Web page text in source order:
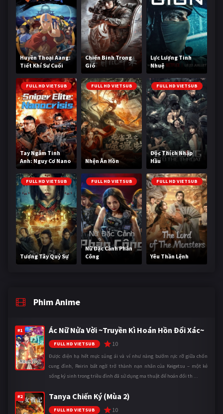
Huyền Thoại Aang:
Tiết Khí Sư Cuối
Cùng
Chiến Binh Trong
Gió
Lực Lượng Tinh
Nhuệ
FULL HD VIETSUB
Tay Ngắm Tinh
Anh: Nguy Cơ Nano
FULL HD VIETSUB
Nhện Ăn Hồn
FULL HD VIETSUB
Độc Thích Nhập
Hầu
FULL HD VIETSUB
Tương Tây Quỷ Sự
FULL HD VIETSUB
Nữ Đặc Cảnh Phản
Công
FULL HD VIETSUB
Yêu Thần Lệnh
Phim Anime
#1 Ác Nữ Nửa Vời ~Truyền Kì Hoán Hồn Đổi Xác~
FULL HD VIETSUB 10
Được điện hạ hết mực sủng ái và ví như nàng bướm rực rỡ giữa chốn
cung đình, Reirin bất ngờ trở thành nạn nhân của Keigetsu – một kẻ
sống ký sinh trong triều đình đã sử dụng ma thuật để hoán đổi th ...
#2 Tanya Chiến Ký (Mùa 2)
FULL HD VIETSUB 10